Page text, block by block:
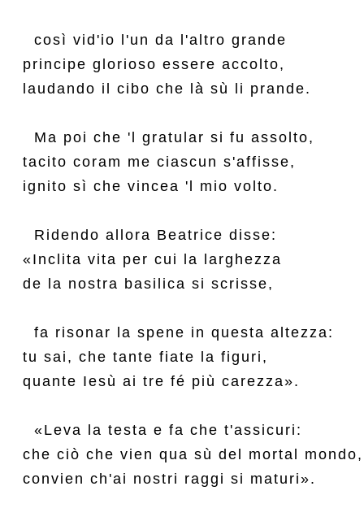
  così vid'io l'un da l'altro grande
principe glorioso essere accolto,
laudando il cibo che là sù li prande.
  Ma poi che 'l gratular si fu assolto,
tacito coram me ciascun s'affisse,
ignito sì che vincea 'l mio volto.
  Ridendo allora Beatrice disse:
«Inclita vita per cui la larghezza
de la nostra basilica si scrisse,
  fa risonar la spene in questa altezza:
tu sai, che tante fiate la figuri,
quante Iesù ai tre fé più carezza».
  «Leva la testa e fa che t'assicuri:
che ciò che vien qua sù del mortal mondo,
convien ch'ai nostri raggi si maturi».